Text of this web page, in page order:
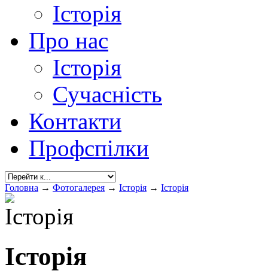
Історія
Про нас
Історія
Сучасність
Контакти
Профспілки
Головна → Фотогалерея → Історія → Історія
Історія